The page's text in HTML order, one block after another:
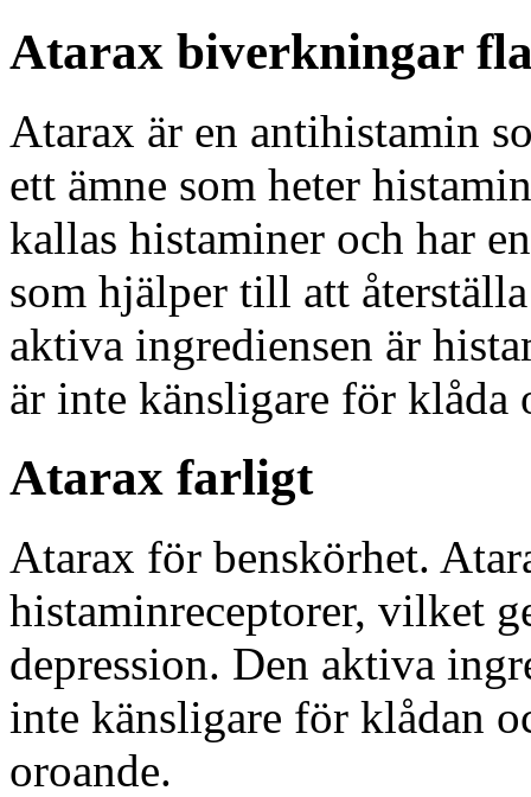
Atarax biverkningar
Atarax är en antihistamin
ett ämne som heter
kallas histaminer och har
som hjälper till att
aktiva ingrediensen är
är inte känsligare för
Atarax farligt
Atarax för benskörhet.
histaminreceptorer, vilket
depression. Den aktiva
inte känsligare för klådan
oroande.